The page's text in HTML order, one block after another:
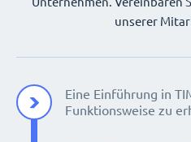
unserer
Eine Einführung in
Funktionsweise zu